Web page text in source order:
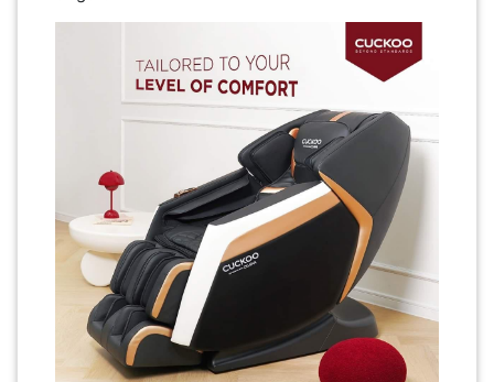
PAHANG(13)
KELANTAN(22)
PERAK(41)
SEMBILAN(10)